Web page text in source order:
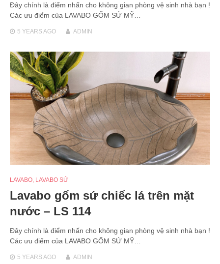
Đây chính là điểm nhấn cho không gian phòng vệ sinh nhà bạn !
Các ưu điểm của LAVABO GỐM SỨ MỸ…
5 YEARSAGO ADMIN
LAVABO LAVABO SỨ
Lavabo gốm sứ chiếc lá trên mặt
nước – LS 114
Đây chính là điểm nhấn cho không gian phòng vệ sinh nhà bạn !
Các ưu điểm của LAVABO GỐM SỨ MỸ…
5 YEARSAGO ADMIN